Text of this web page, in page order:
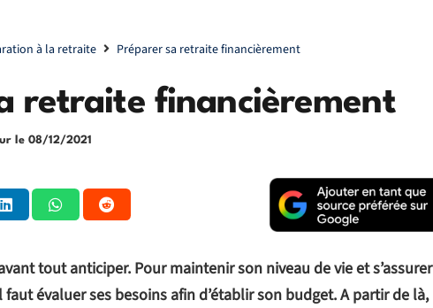
à la retraite Préparer sa retraite financièrement
retraite financièrement
le 08/12/2021
tout anticiper. Pour maintenir son niveau de vie et s’assurer
évaluer ses besoins afin d’établir son budget. A partir de là,